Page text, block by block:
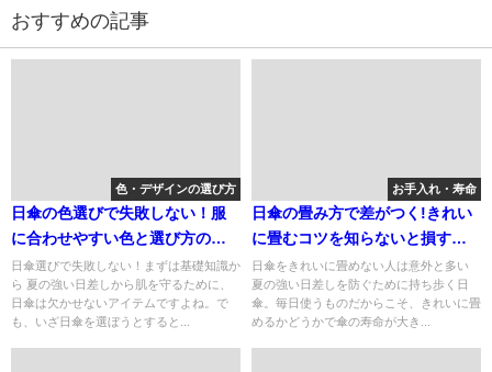
おすすめの記事
色・デザインの選び方
日傘の色選びで失敗しない！服
に合わせやすい色と選び方のコ
ツ
日傘選びで失敗しない！まずは基礎知識か
ら 夏の強い日差しから肌を守るために、
日傘は欠かせないアイテムですよね。で
も、いざ日傘を選ぼうとすると...
お手入れ・寿命
日傘の畳み方で差がつく!きれい
に畳むコツを知らないと損する
理由
日傘をきれいに畳めない人は意外と多い
夏の強い日差しを防ぐために持ち歩く日
傘。毎日使うものだからこそ、きれいに畳
めるかどうかで傘の寿命が大き...